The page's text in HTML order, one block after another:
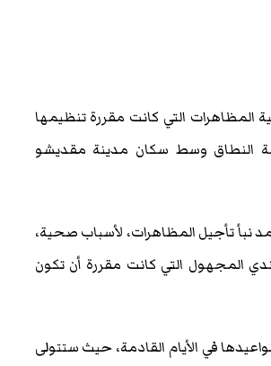
المظاهرات التي كانت مقررة تنظيمها
النطاق وسط سكان مدينة مقديشو
نبأ تأجيل المظاهرات، لأسباب صحية،
المجهول التي كانت مقررة أن تكون
في الأيام القادمة، حيث ستتولى